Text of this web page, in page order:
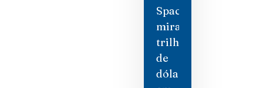
SpaceX
mira
trilhão
de
dólares